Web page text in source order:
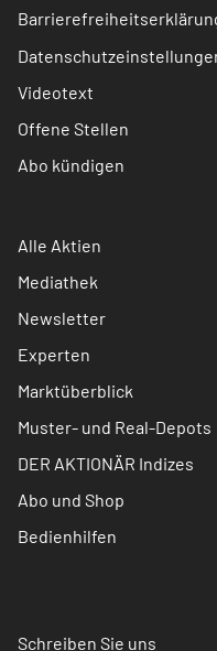
Videotext
Offene Stellen
Abo kündigen
Alle Aktien
Mediathek
Newsletter
Experten
Marktüberblick
Muster- und Real-Depots
DER AKTIONÄR Indizes
Abo und Shop
Bedienhilfen
Schreiben Sie uns